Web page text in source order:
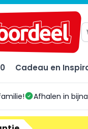
Cadeau en
Afhalen in bijna